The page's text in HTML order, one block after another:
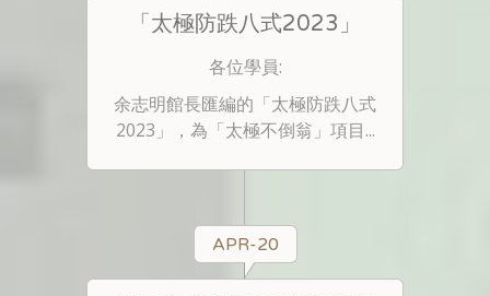
「太極防跌八式2023」
各位學員:
余志明館長匯編的「太極防跌八式
2023」，為「太極不倒翁」項目...
APR-20